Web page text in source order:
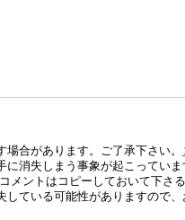
合があります。ご了承下さい。
消失しまう事象が起こってい
ントはコピーしておいて下さ
ている可能性がありますので